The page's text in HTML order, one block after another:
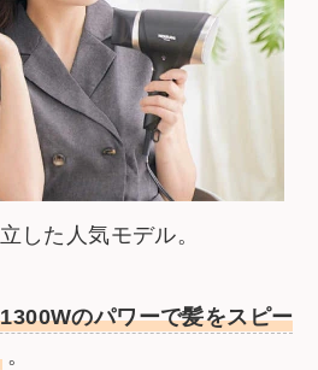
した人気モデル。
のパワーで髪をスピー
。